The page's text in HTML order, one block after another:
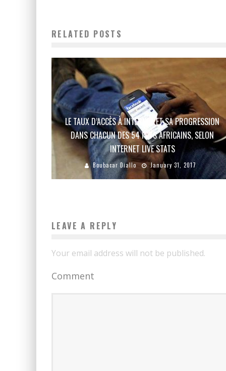
RELATED POSTS
LE TAUX D’ACCÈS À INTERNET ET SA PROGRESSION
DANS CHACUN DES 54 PAYS AFRICAINS, SELON
INTERNET LIVE STATS
Boubacar Diallo January 31, 2017
LEAVE A REPLY
Your email address will not be published.
Comment